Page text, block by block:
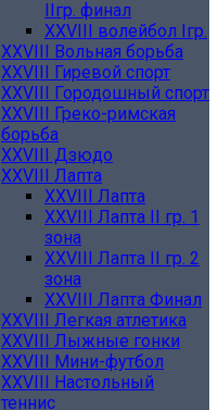
IIгр. финал
XXVIII волейбол Iгр.
XXVIII Вольная борьба
XXVIII Гиревой спорт
XXVIII Городошный спорт
XXVIII Греко-римская
борьба
XXVIII Дзюдо
XXVIII Лапта
XXVIII Лапта
XXVIII Лапта II гр. 1
зона
XXVIII Лапта II гр. 2
зона
XXVIII Лапта Финал
XXVIII Легкая атлетика
XXVIII Лыжные гонки
XXVIII Мини-футбол
XXVIII Настольный
теннис